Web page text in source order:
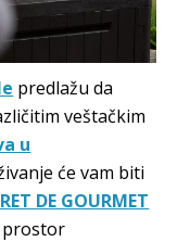
predlažu da
veštačkim
u
će vam biti
DE GOURMET
prostor